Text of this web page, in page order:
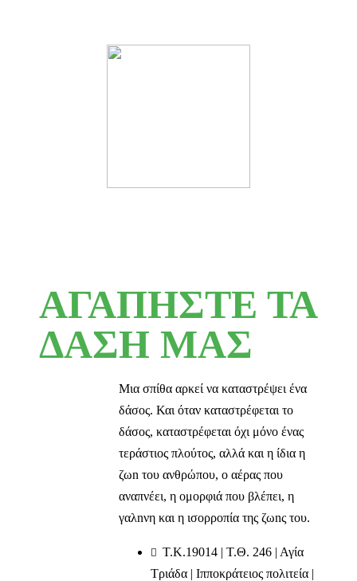
ΑΓΑΠΗΣΤΕ ΤΑ
ΔΑΣΗ ΜΑΣ
Μια σπίθα αρκεί να καταστρέψει ένα
δάσος. Και όταν καταστρέφεται το
δάσος, καταστρέφεται όχι μόνο ένας
τεράστιος πλούτος, αλλά και η ίδια η
ζωn του ανθρώπου, ο αέρας που
αναπνέει, η ομορφιά που βλέπει, η
γαλnνη και η ισορροπία της ζωnς του.
T.K.19014 | Τ.Θ. 246 | Αγία
Τριάδα | Ιπποκράτειος πολιτεία |